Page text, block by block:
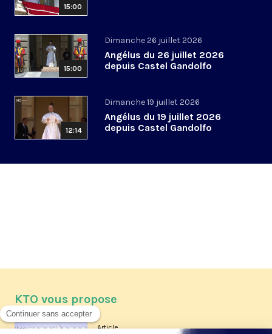
15:00
15:00
Dimanche 26 juillet 2026
Angélus du 26 juillet 2026
depuis Castel Gandolfo
12:14
Dimanche 19 juillet 2026
Angélus du 19 juillet 2026
depuis Castel Gandolfo
KTO vous propose
Article